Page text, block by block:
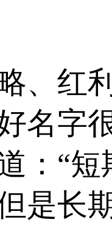
、红
名字
：“
是长